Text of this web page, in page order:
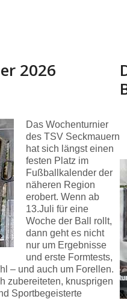
2026
Das Wochenturnier
des TSV Seckmauern
hat sich längst einen
festen Platz im
Fußballkalender der
näheren Region
erobert. Wenn ab
13.Juli für eine
Woche der Ball rollt,
dann geht es nicht
nur um Ergebnisse
und erste Formtests,
– und auch um Forellen.
zubereiteten, knusprigen
Sportbegeisterte